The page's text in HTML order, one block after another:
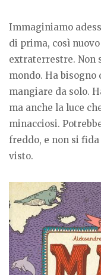
Immaginiamo
di prima, così
extraterrestre. Non
mondo. Ha bisogno
mangiare da solo.
ma anche la luce
minacciosi.
freddo, e non si
visto.